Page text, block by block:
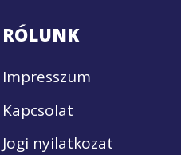
RÓLUNK
Impresszum
Kapcsolat
Jogi nyilatkozat